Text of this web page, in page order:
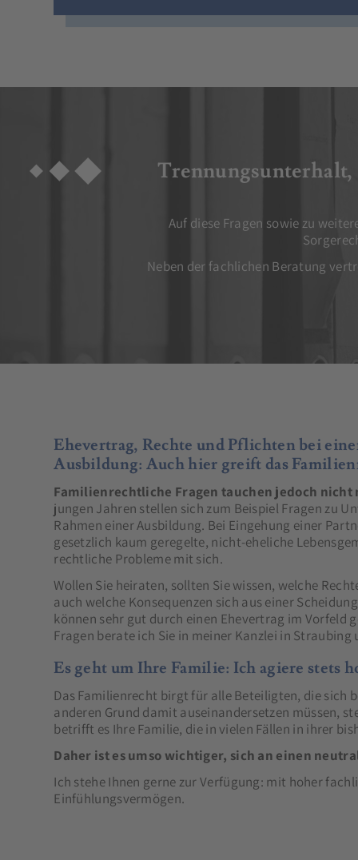
Trennungsunterhalt,
Auf diese Fragen sowie zu
Neben der fachlichen Beratung
Ehevertrag, Rechte und Pflichten bei
Ausbildung: Auch hier greift das
Familienrechtliche Fragen tauchen jedoch
jungen Jahren stellen sich zum Beispiel Fragen zu
Rahmen einer Ausbildung. Bei Eingehung einer
gesetzlich kaum geregelte, nicht-eheliche
rechtliche Probleme mit sich.
Wollen Sie heiraten, sollten Sie wissen, welche
auch welche Konsequenzen sich aus einer
können sehr gut durch einen Ehevertrag im Vorfeld
Fragen berate ich Sie in meiner Kanzlei in Straubing
Es geht um Ihre Familie: Ich agiere
Das Familienrecht birgt für alle Beteiligten, die sich
anderen Grund damit auseinandersetzen müssen,
betrifft es Ihre Familie, die in vielen Fällen in ihrer
Daher ist es umso wichtiger, sich an einen
Ich stehe Ihnen gerne zur Verfügung: mit hoher
Einfühlungsvermögen.